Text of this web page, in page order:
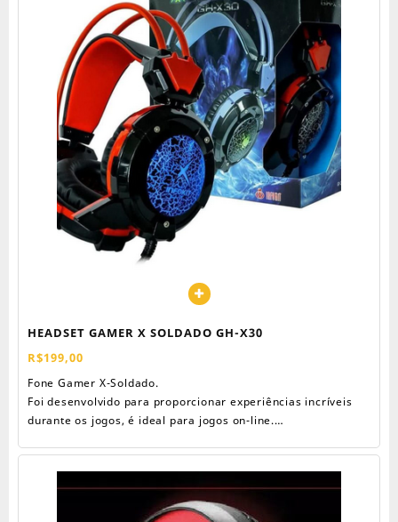
HEADSET GAMER X SOLDADO GH-X30
R$199,00
Fone Gamer X-Soldado.
Foi desenvolvido para proporcionar experiências incríveis
durante os jogos, é ideal para jogos on-line.
que permite um encaixe confortável.
Diversas Cores Iluminação.
Cabo Reforçado em Cobre Confeccionado.